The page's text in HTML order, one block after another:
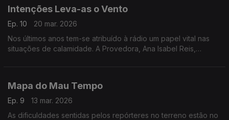
Intenções Leva-as o Vento
Ep. 10
20 mar. 2026
Nos últimos anos tem-se atribuído à rádio um papel vital nas
situações de calamidade. A Provedora, Ana Isabel Reis,
Mapa do Mau Tempo
Ep. 9
13 mar. 2026
As dificuldades sentidas pelos repórteres no terreno estão no